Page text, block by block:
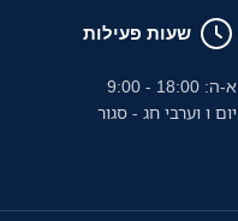
שעות פעילות
א-ה: 18:00 - 9:00
יום ו וערבי חג - סגור